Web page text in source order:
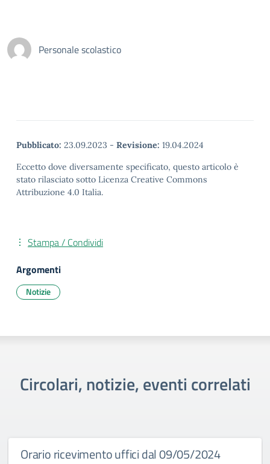
Personale scolastico
Pubblicato: 23.09.2023 - Revisione: 19.04.2024
Eccetto dove diversamente specificato, questo articolo è
stato rilasciato sotto Licenza Creative Commons
Attribuzione 4.0 Italia.
Stampa / Condividi
Argomenti
Notizie
Circolari, notizie, eventi correlati
Orario ricevimento uffici dal 09/05/2024